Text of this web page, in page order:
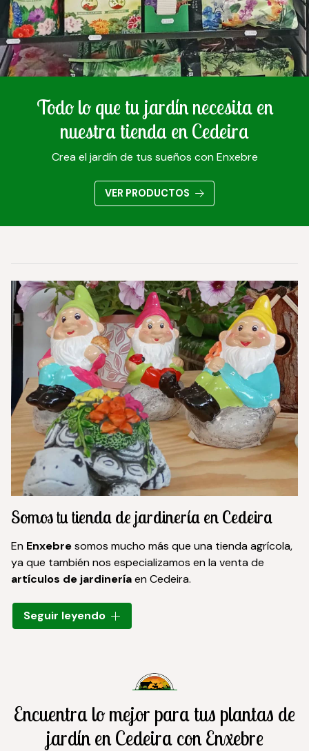
Todo lo que tu jardín necesita en
nuestra tienda en Cedeira
Crea el jardín de tus sueños con Enxebre
VER PRODUCTOS
Somos tu tienda de jardinería en Cedeira
En Enxebresomos mucho más que una tienda agrícola,
ya que también nos especializamos en la venta de
artículos de jardineríaen Cedeira.
Tenemos todo lo que necesitas: desde
hortalizaspara crear un rincón lleno de vida y sabor,
Además, también contamos con un extenso catálogo
herramientasde jardinería en Cedeira.
Seguir leyendo
Encuentra lo mejor para tus plantas de
jardín en Cedeira con Enxebre